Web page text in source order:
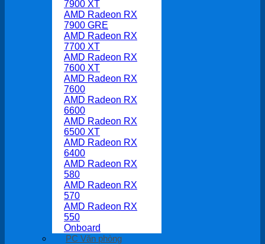
7900 XT
AMD Radeon RX
7900 GRE
AMD Radeon RX
7700 XT
AMD Radeon RX
7600 XT
AMD Radeon RX
7600
AMD Radeon RX
6600
AMD Radeon RX
6500 XT
AMD Radeon RX
6400
AMD Radeon RX
580
AMD Radeon RX
570
AMD Radeon RX
550
Onboard
PC Văn phòng